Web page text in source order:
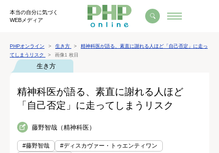
本当の自分に気づく
WEBメディア
PHPオンライン 生き方
精神科医が語る、素直に謝れる人ほど「自己否定」に走っ
てしまうリスク
画像1 枚目
生き方
精神科医が語る、素直に謝れる人ほど
「自己否定」に走ってしまうリスク
藤野智哉（精神科医）
#藤野智哉
#ディスカヴァー・トゥエンティワン